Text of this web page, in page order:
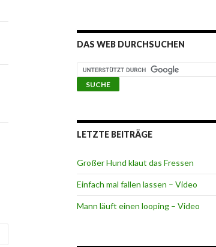
DAS WEB DURCHSUCHEN
LETZTE BEITRÄGE
Großer Hund klaut das Fressen
Einfach mal fallen lassen – Video
Mann läuft einen looping – Video